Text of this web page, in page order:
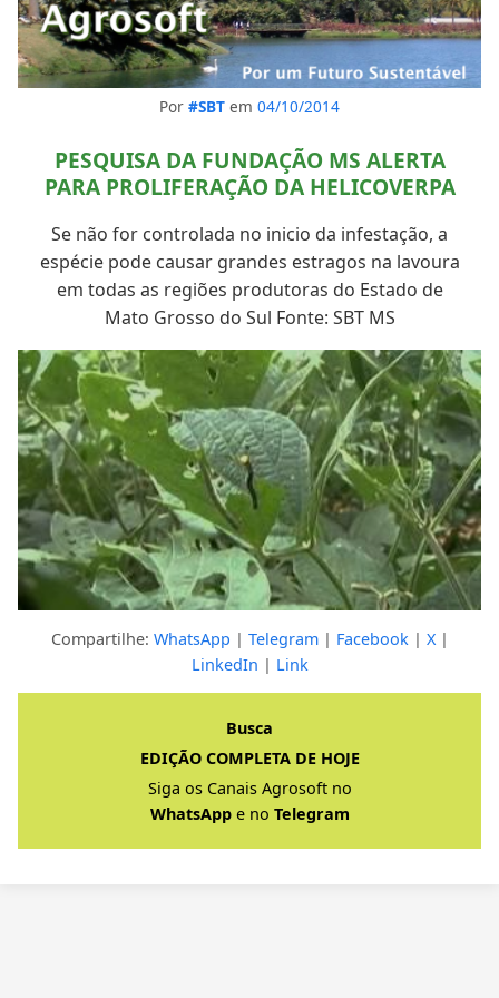
Por #SBT em 04/10/2014
PESQUISA DA FUNDAÇÃO MS ALERTA
PARA PROLIFERAÇÃO DA HELICOVERPA
Se não for controlada no inicio da infestação, a
espécie pode causar grandes estragos na lavoura
em todas as regiões produtoras do Estado de
Mato Grosso do Sul Fonte: SBT MS
Clique para ver a resposta completa
Compartilhe: WhatsApp | Telegram| Facebook | X|
LinkedIn | Link
Busca
EDIÇÃO COMPLETA DE HOJE
Siga os Canais Agrosoft no
WhatsAppe no Telegram